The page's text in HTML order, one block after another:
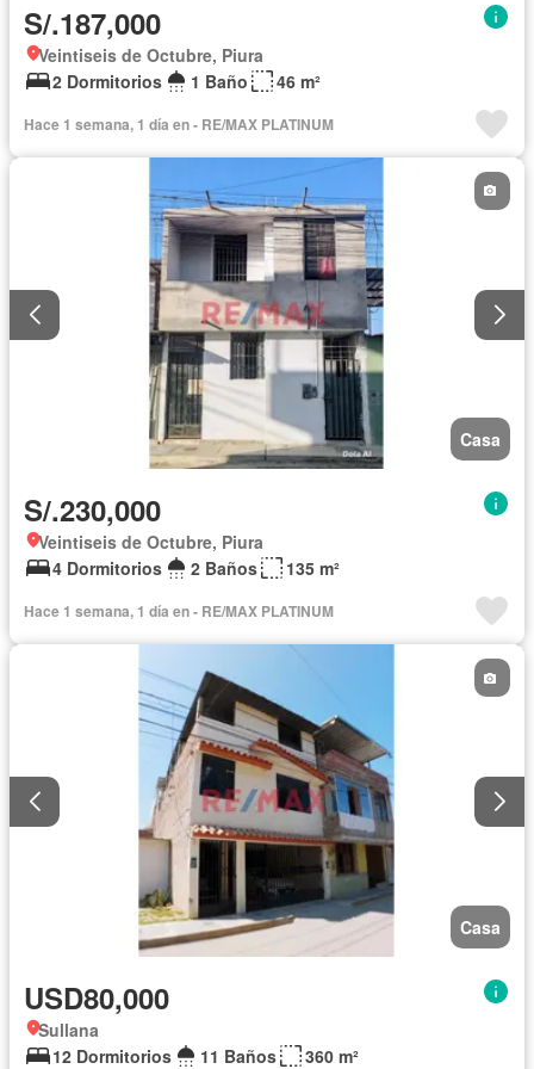
S/.187,000
Veintiseis de Octubre, Piura
2 Dormitorios
1 Baño 46 m²
Hace 1 semana, 1 día en - RE/MAX PLATINUM
Casa
S/.230,000
Veintiseis de Octubre, Piura
4 Dormitorios
2 Baños 135 m²
Hace 1 semana, 1 día en - RE/MAX PLATINUM
Casa
USD80,000
Sullana
12 Dormitorios
11 Baños 360 m²